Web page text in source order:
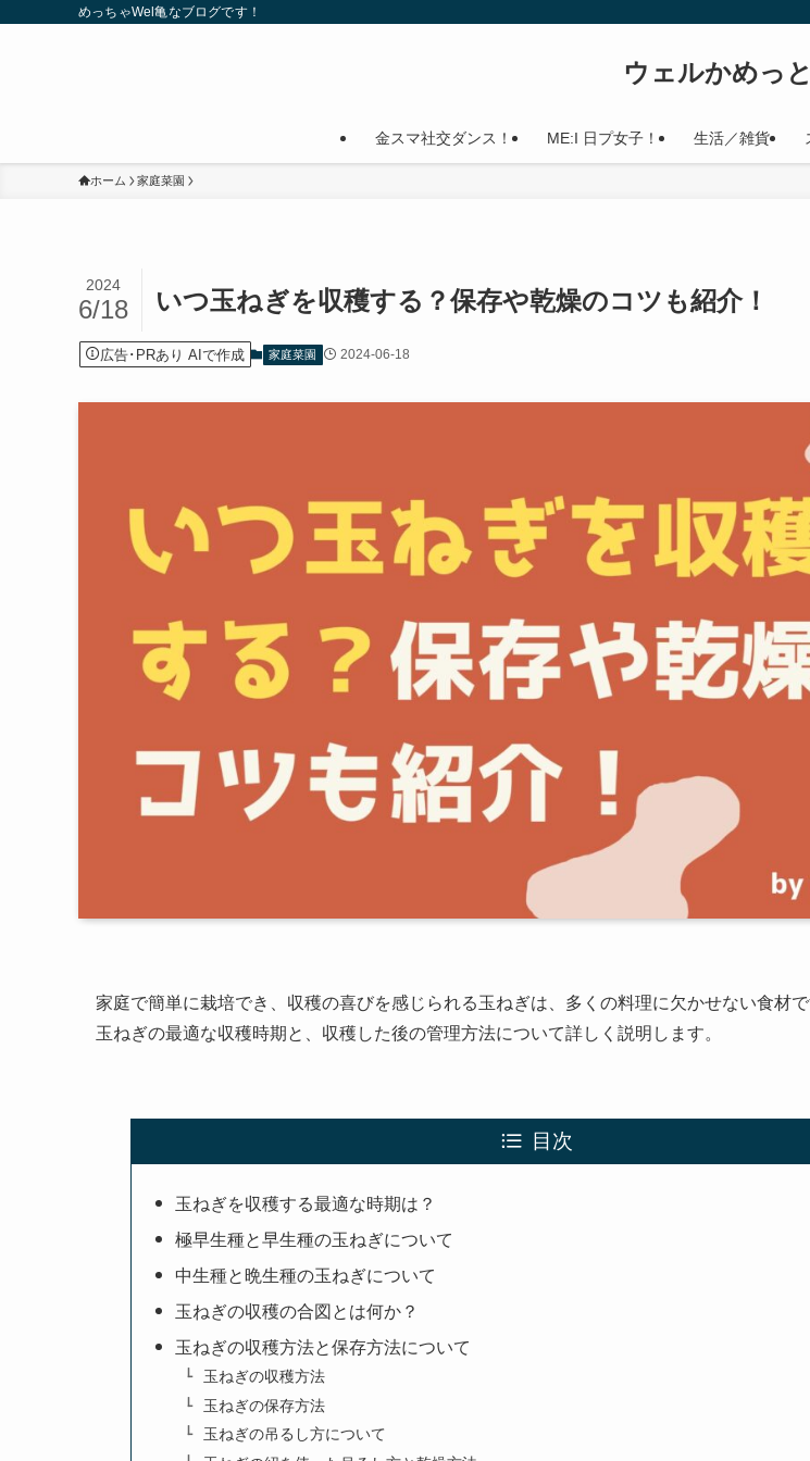
めっちゃWel亀なブログです！
ウェルかめっと
金スマ社交ダンス！ ME:I 日プ女子！ 生活／雑貨
ホーム 家庭菜園
いつ玉ねぎを収穫する？保存や乾燥のコツも紹介！
2024
6/18
広告･PRあり AIで作成 家庭菜園 2024-06-18
家庭で簡単に栽培でき、収穫の喜びを感じられる玉ねぎは、多くの料理に欠かせない食材で
玉ねぎの最適な収穫時期と、収穫した後の管理方法について詳しく説明します。
目次
玉ねぎを収穫する最適な時期は？
極早生種と早生種の玉ねぎについて
中生種と晩生種の玉ねぎについて
玉ねぎの収穫の合図とは何か？
玉ねぎの収穫方法と保存方法について
玉ねぎの収穫方法
玉ねぎの保存方法
玉ねぎの吊るし方について